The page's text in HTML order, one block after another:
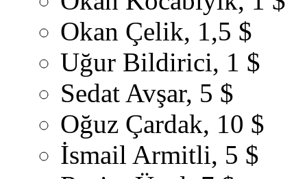
Okan Çelik, 1,5 $
Uğur Bildirici, 1 $
Sedat Avşar, 5 $
Oğuz Çardak, 10 $
İsmail Armitli, 5 $